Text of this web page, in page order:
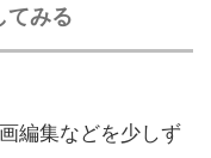
てみる
編集などを少しず